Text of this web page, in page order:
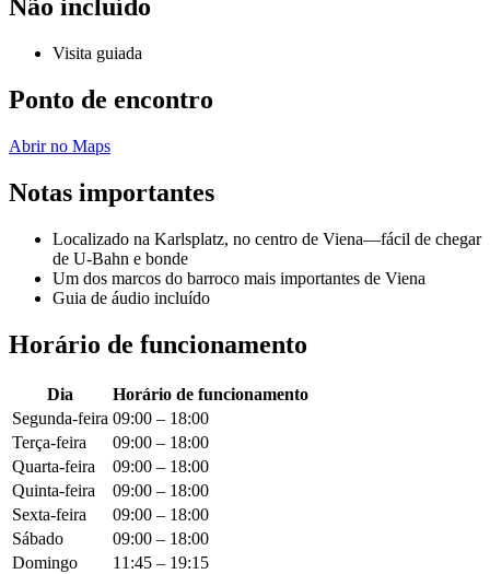
Não incluído
Visita guiada
Ponto de encontro
Abrir no Maps
Notas importantes
Localizado na Karlsplatz, no centro de Viena—fácil de chegar
de U-Bahn e bonde
Um dos marcos do barroco mais importantes de Viena
Guia de áudio incluído
Horário de funcionamento
Dia
Horário de funcionamento
Segunda-feira 09:00 – 18:00
Terça-feira
09:00 – 18:00
Quarta-feira
09:00 – 18:00
Quinta-feira
09:00 – 18:00
Sexta-feira
09:00 – 18:00
Sábado
09:00 – 18:00
Domingo
11:45 – 19:15